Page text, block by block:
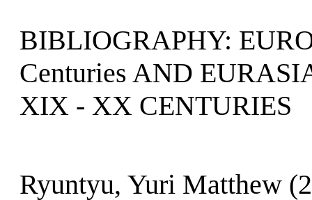
BIBLIOGRAPHY:
Centuries AND
XIX - XX CENTURIES
Ryuntyu, Yuri Matthew